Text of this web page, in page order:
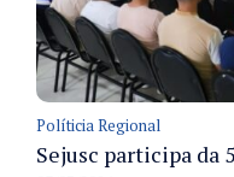
Políticia Regional